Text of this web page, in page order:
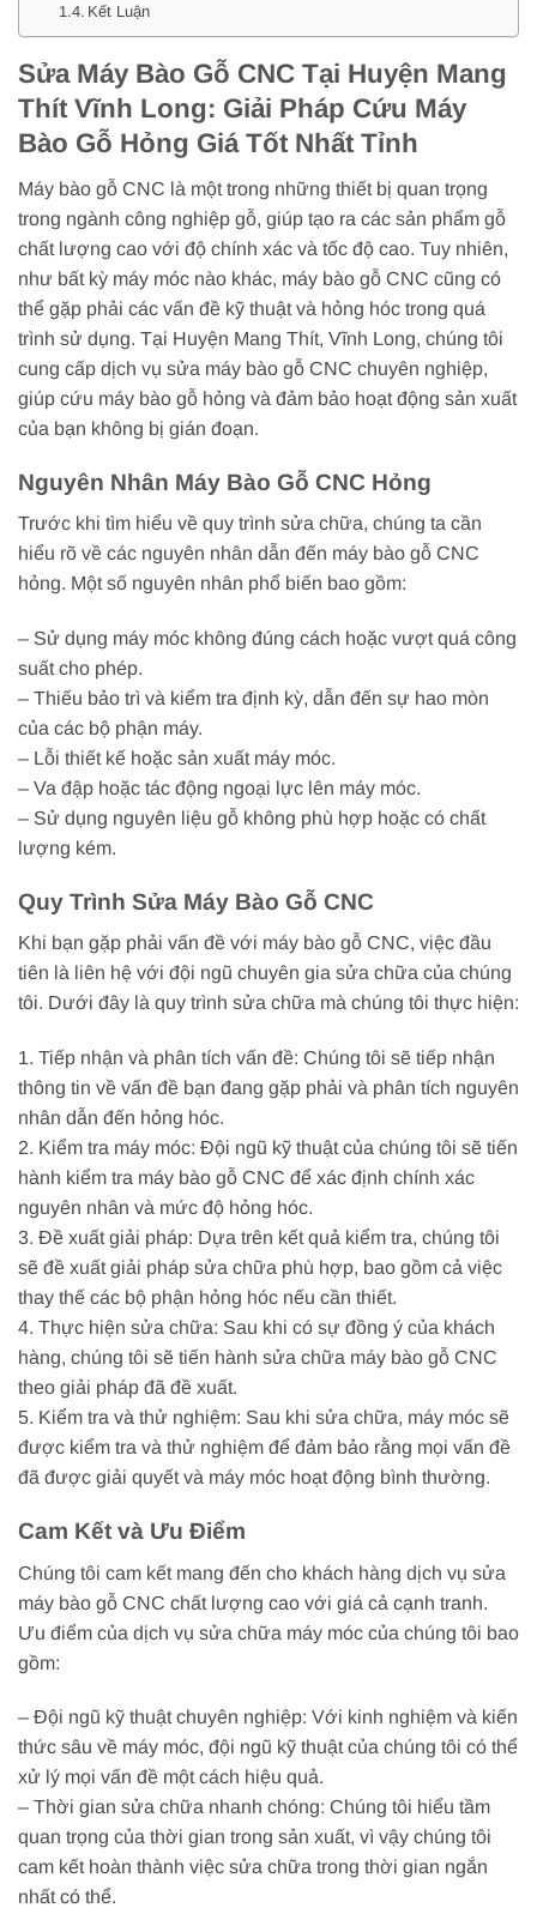
Kết Luận
Sửa Máy Bào Gỗ CNC Tại Huyện Mang
Thít Vĩnh Long: Giải Pháp Cứu Máy
Bào Gỗ Hỏng Giá Tốt Nhất Tỉnh
Máy bào gỗ CNC là một trong những thiết bị quan trọng
trong ngành công nghiệp gỗ, giúp tạo ra các sản phẩm gỗ
chất lượng cao với độ chính xác và tốc độ cao. Tuy nhiên,
như bất kỳ máy móc nào khác, máy bào gỗ CNC cũng có
thể gặp phải các vấn đề kỹ thuật và hỏng hóc trong quá
trình sử dụng. Tại Huyện Mang Thít, Vĩnh Long, chúng tôi
cung cấp dịch vụ sửa máy bào gỗ CNC chuyên nghiệp,
giúp cứu máy bào gỗ hỏng và đảm bảo hoạt động sản xuất
của bạn không bị gián đoạn.
Nguyên Nhân Máy Bào Gỗ CNC Hỏng
Trước khi tìm hiểu về quy trình sửa chữa, chúng ta cần
hiểu rõ về các nguyên nhân dẫn đến máy bào gỗ CNC
hỏng. Một số nguyên nhân phổ biến bao gồm:
– Sử dụng máy móc không đúng cách hoặc vượt quá công
suất cho phép.
– Thiếu bảo trì và kiểm tra định kỳ, dẫn đến sự hao mòn
của các bộ phận máy.
– Lỗi thiết kế hoặc sản xuất máy móc.
– Va đập hoặc tác động ngoại lực lên máy móc.
– Sử dụng nguyên liệu gỗ không phù hợp hoặc có chất
lượng kém.
Quy Trình Sửa Máy Bào Gỗ CNC
Khi bạn gặp phải vấn đề với máy bào gỗ CNC, việc đầu
tiên là liên hệ với đội ngũ chuyên gia sửa chữa của chúng
tôi. Dưới đây là quy trình sửa chữa mà chúng tôi thực hiện:
1. Tiếp nhận và phân tích vấn đề: Chúng tôi sẽ tiếp nhận
thông tin về vấn đề bạn đang gặp phải và phân tích nguyên
nhân dẫn đến hỏng hóc.
2. Kiểm tra máy móc: Đội ngũ kỹ thuật của chúng tôi sẽ tiến
hành kiểm tra máy bào gỗ CNC để xác định chính xác
nguyên nhân và mức độ hỏng hóc.
3. Đề xuất giải pháp: Dựa trên kết quả kiểm tra, chúng tôi
sẽ đề xuất giải pháp sửa chữa phù hợp, bao gồm cả việc
thay thế các bộ phận hỏng hóc nếu cần thiết.
4. Thực hiện sửa chữa: Sau khi có sự đồng ý của khách
hàng, chúng tôi sẽ tiến hành sửa chữa máy bào gỗ CNC
theo giải pháp đã đề xuất.
5. Kiểm tra và thử nghiệm: Sau khi sửa chữa, máy móc sẽ
được kiểm tra và thử nghiệm để đảm bảo rằng mọi vấn đề
đã được giải quyết và máy móc hoạt động bình thường.
Cam Kết và Ưu Điểm
Chúng tôi cam kết mang đến cho khách hàng dịch vụ sửa
máy bào gỗ CNC chất lượng cao với giá cả cạnh tranh.
Ưu điểm của dịch vụ sửa chữa máy móc của chúng tôi bao
gồm:
– Đội ngũ kỹ thuật chuyên nghiệp: Với kinh nghiệm và kiến
thức sâu về máy móc, đội ngũ kỹ thuật của chúng tôi có thể
xử lý mọi vấn đề một cách hiệu quả.
– Thời gian sửa chữa nhanh chóng: Chúng tôi hiểu tầm
quan trọng của thời gian trong sản xuất, vì vậy chúng tôi
cam kết hoàn thành việc sửa chữa trong thời gian ngắn
nhất có thể.